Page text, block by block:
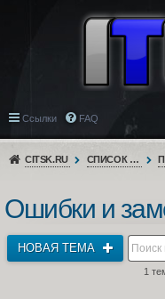
Ссылки FAQ
CITSK.RU СПИСОК ФОРУМОВ
Ошибки и
НОВАЯ ТЕМА
1